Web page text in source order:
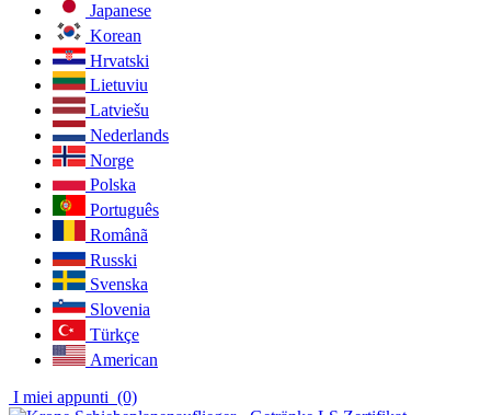
Japanese
Korean
Hrvatski
Lietuviu
Latviešu
Nederlands
Norge
Polska
Português
Românã
Russki
Svenska
Slovenia
Türkçe
American
I miei appunti (0)